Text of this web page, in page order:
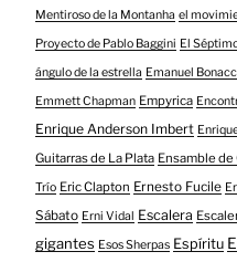
Mentiroso de la Montanha el
Proyecto de Pablo Baggini El
ángulo de la estrella Emanuel
Emmett Chapman Empyrica
Enrique Anderson Imbert
Guitarras de La Plata Ensamble de
Trío Eric Clapton Ernesto Fucile
Sábato Erni Vidal Escalera
gigantes Esos Sherpas Espíritu